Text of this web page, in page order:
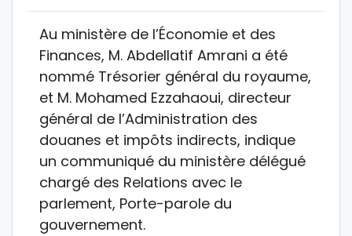
Au ministère de l’Économie et des
Finances, M. Abdellatif Amrani a été
nommé Trésorier général du royaume,
et M. Mohamed Ezzahaoui, directeur
général de l’Administration des
douanes et impôts indirects, indique
un communiqué du ministère délégué
chargé des Relations avec le
parlement, Porte-parole du
gouvernement.